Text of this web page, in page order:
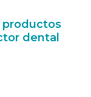
productos
dental